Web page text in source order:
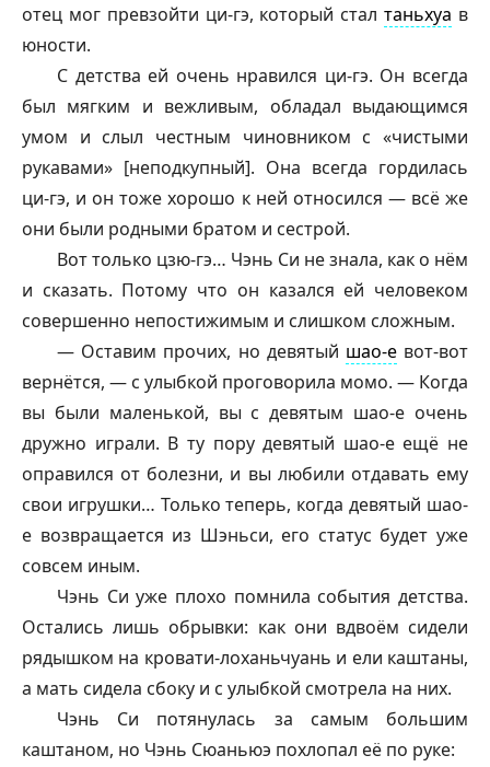
отец мог превзойти ци-гэ, который сталтаньхуа в
юности.
С детства ей очень нравился ци-гэ. Он всегда
был мягким и вежливым, обладал выдающимся
умом и слыл честным чиновником с «чистыми
рукавами» [неподкупный]. Она всегда гордилась
ци-гэ, и он тоже хорошо к ней относился — всё же
они были родными братом и сестрой.
Вот только цзю-гэ… Чэнь Си не знала, как о нём
и сказать. Потому что он казался ей человеком
совершенно непостижимым и слишком сложным.
— Оставим прочих, но девятый шао-евот-вот
вернётся, — с улыбкой проговорила момо. — Когда
вы были маленькой, вы с девятым шао-е очень
дружно играли. В ту пору девятый шао-еещё не
оправился от болезни, и вы любили отдавать ему
свои игрушки… Только теперь, когда девятый шао-
е возвращается из Шэньси, его статус будет уже
совсем иным.
Чэнь Си уже плохо помнила события детства.
Остались лишь обрывки: как они вдвоём сидели
рядышком на кровати-лоханьчуань и ели каштаны,
а мать сидела сбоку и с улыбкой смотрела на них.
Чэнь Си потянулась за самым большим
каштаном, но Чэнь Сюаньюэ похлопал её по руке: